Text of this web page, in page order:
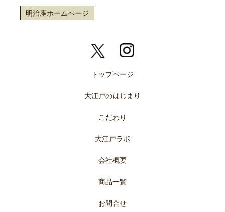
明治座ホームページ
トップページ
大江戸のはじまり
こだわり
大江戸ラボ
会社概要
商品一覧
お問合せ